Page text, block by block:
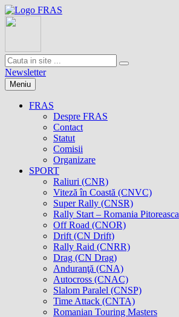
Newsletter
Meniu
FRAS
Despre FRAS
Contact
Statut
Comisii
Organizare
SPORT
Raliuri (CNR)
Viteză în Coastă (CNVC)
Super Rally (CNSR)
Rally Start – Romania Pitoreasca
Off Road (CNOR)
Drift (CN Drift)
Rally Raid (CNRR)
Drag (CN Drag)
Anduranţă (CNA)
Autocross (CNAC)
Slalom Paralel (CNSP)
Time Attack (CNTA)
Romanian Touring Masters